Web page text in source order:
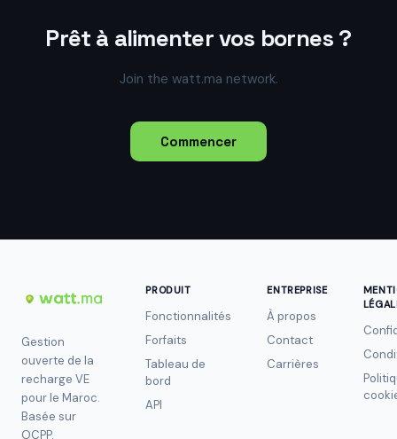
Prêt à alimenter vos bornes ?
Join the watt.ma network.
Commencer
Gestion
ouverte de la
recharge VE
pour le Maroc.
Basée sur
OCPP.
PRODUIT
Fonctionnalités
Forfaits
Tableau de
bord
API
ENTREPRISE
À propos
Contact
Carrières